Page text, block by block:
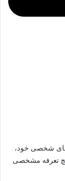
شخصی خود،
تعرفه مشخصی